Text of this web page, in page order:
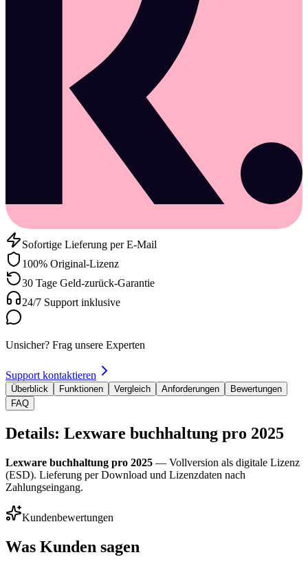
Sofortige Lieferung per E-Mail
100% Original-Lizenz
30 Tage Geld-zurück-Garantie
24/7 Support inklusive
Unsicher? Frag unsere Experten
Support kontaktieren
Überblick Funktionen Vergleich Anforderungen
Bewertungen
FAQ
Details: Lexware buchhaltung pro 2025
Lexware buchhaltung pro 2025 — Vollversion als digitale Lizenz
(ESD). Lieferung per Download und Lizenzdaten nach
Zahlungseingang.
Kundenbewertungen
Was Kunden sagen